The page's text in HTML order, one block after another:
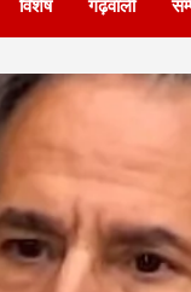
विशेष गढ़वाली